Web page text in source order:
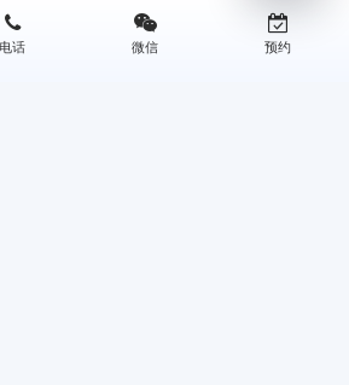
施工经验的老师傅、熟悉西安各区域老
点、装修政策要求。
电话 微信 预约